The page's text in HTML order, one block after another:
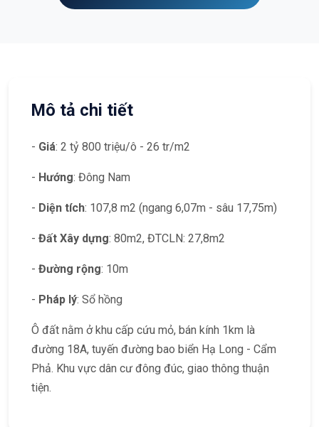
Mô tả chi tiết
- Giá: 2 tỷ 800 triệu/ô - 26 tr/m2
- Hướng: Đông Nam
- Diện tích: 107,8 m2 (ngang 6,07m - sâu 17,75m)
- Đất Xây dựng: 80m2, ĐTCLN: 27,8m2
- Đường rộng: 10m
- Pháp lý: Sổ hồng
Ô đất nằm ở khu cấp cứu mỏ, bán kính 1km là
đường 18A, tuyến đường bao biển Hạ Long - Cẩm
Phả. Khu vực dân cư đông đúc, giao thông thuận
tiện.